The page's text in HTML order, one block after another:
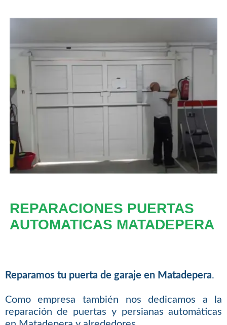
REPARACIONES PUERTAS
AUTOMATICAS MATADEPERA
Reparamos tu puerta de garaje en Matadepera.
Como empresa también nos dedicamos a la
reparación de puertas y persianas automáticas